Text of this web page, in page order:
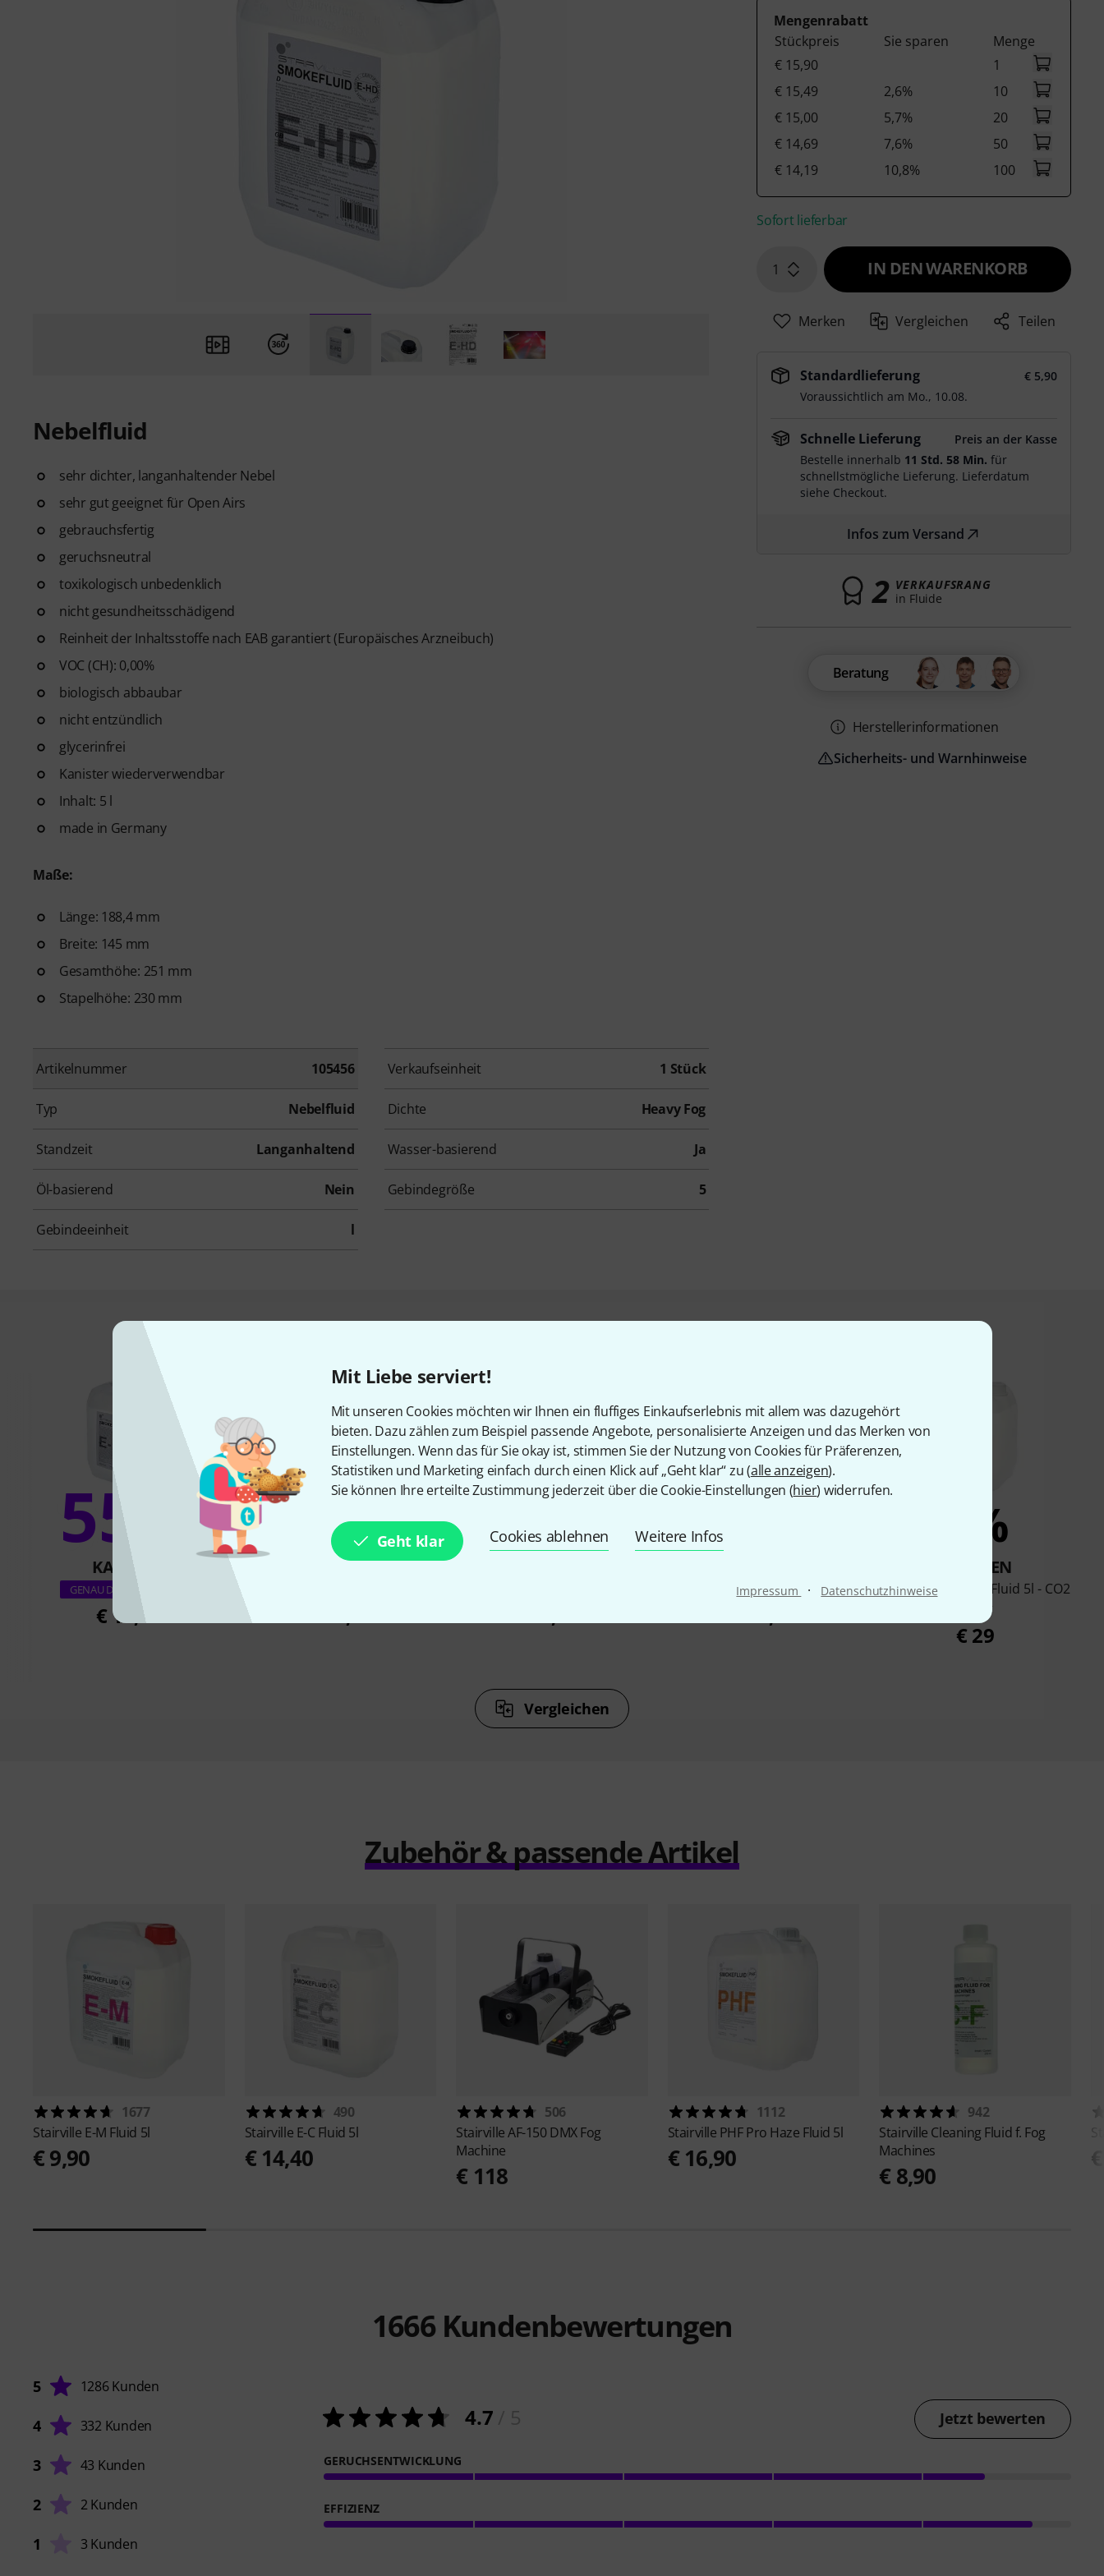
Mit Liebe serviert!
Mit unseren Cookies möchten wir Ihnen ein fluffiges Einkaufserlebnis mit allem was dazugehört
bieten. Dazu zählen zum Beispiel passende Angebote, personalisierte Anzeigen und das Merken von
Einstellungen. Wenn das für Sie okay ist, stimmen Sie der Nutzung von Cookies für Präferenzen,
Statistiken und Marketing einfach durch einen Klick auf „Geht klar“ zu (alle anzeigen).
Sie können Ihre erteilte Zustimmung jederzeit über die Cookie-Einstellungen (hier) widerrufen.
Geht klar Cookies ablehnen Weitere Infos
Impressum · Datenschutzhinweise
Nebelfluid
sehr dichter, langanhaltender Nebel
sehr gut geeignet für Open Airs
gebrauchsfertig
geruchsneutral
toxikologisch unbedenklich
nicht gesundheitsschädigend
Reinheit der Inhaltsstoffe nach EAB garantiert (Europäisches Arzneibuch)
VOC (CH): 0,00%
biologisch abbaubar
nicht entzündlich
glycerinfrei
Kanister wiederverwendbar
Inhalt: 5 l
made in Germany
Maße:
Länge: 188,4 mm
Breite: 145 mm
Gesamthöhe: 251 mm
Stapelhöhe: 230 mm
Artikelnummer 105456 Verkaufseinheit 1 Stück
Typ Nebelfluid Dichte Heavy Fog
Standzeit Langanhaltend Wasser-basierend Ja
Öl-basierend Nein Gebindegröße 5
Gebindeeinheit l
Mengenrabatt
Stückpreis
Sie sparen
Menge
€ 15,90
1
€ 15,49
2,6%
10
€ 15,00
5,7%
20
€ 14,69
7,6%
50
€ 14,19
10,8% 100
Sofort lieferbar
1 IN DEN WARENKORB
Merken Vergleichen Teilen
Standardlieferung
€ 5,90
Voraussichtlich am Mo., 10.08.
Schnelle Lieferung
Preis an der Kasse
Bestelle innerhalb 11 Std. 58 Min. für
schnellstmögliche Lieferung. Lieferdatum
siehe Checkout.
Infos zum Versand
2 VERKAUFSRANG
in Fluide
Beratung
Herstellerinformationen
Sicherheits- und Warnhinweise
Das kauften Kunden, die sich dieses Produkt angesehen haben
55%
KAUFTEN
GENAU DIESES PRODUKT
€ 15,90
14%
KAUFTEN
7%
Stairville E Fluid 5l
4%
KAUFTEN
Stairville Fast Fog Fluid 5l - CO2
Effect
€ 29
Vergleichen
Zubehör & passende Artikel
1677
Stairville E-M Fluid 5l
€ 9,90
490
Stairville E-C Fluid 5l
€ 14,40
506
StairvilleAF-150 DMX Fog
Machine
€ 118
1112
Stairville PHF Pro Haze Fluid 5l
€ 16,90
942
Stairville Cleaning Fluid f. Fog
Machines
€ 8,90
1666Kundenbewertungen
5 1286 Kunden
4 332 Kunden
3 43 Kunden
2 2 Kunden
1 3 Kunden
4.7 Jetzt bewerten
GERUCHSENTWICKLUNG
EFFIZIENZ